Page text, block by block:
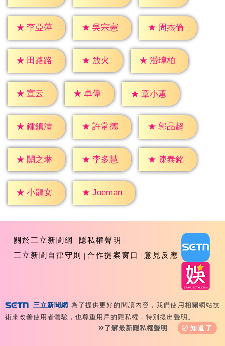
★ 李亞萍 ★ 吳宗憲 ★ 周杰倫
★ 田路路 ★ 放火 ★ 潘瑋柏
★ 宣云 ★ 卓偉 ★ 章小蕙
★ 鍾鎮濤 ★ 許常德 ★ 郭品超
★ 關之琳 ★ 李多慧 ★ 陳泰銘
★ 小龍女 ★ Joeman
關於三立新聞網
隱私權聲明
三立新聞自律守則
合作提案窗口 意見反應
Copyright ©2026 Sanlih E-Television All Rights
Reserved 版權所有 盜用必究 台北市內湖區舊宗路一段159
號 02-8792-8888
三立新聞網 為了提供更好的閱讀內容，我們使用相關網站技
術來改善使用者體驗，也尊重用戶的隱私權，特別提出聲明。
了解最新隱私權聲明
知道了